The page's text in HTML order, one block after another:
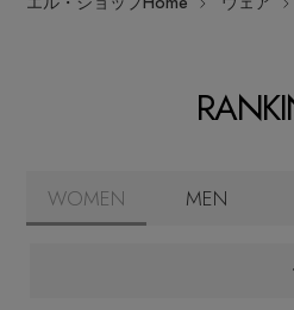
再入荷アイテム
はじめてご利用の方
WOMEN MEN